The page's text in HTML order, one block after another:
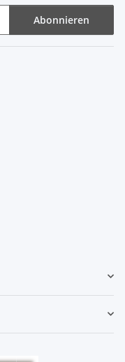
Abonnieren